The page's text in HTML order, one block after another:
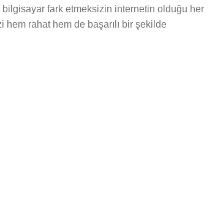
bilgisayar fark etmeksizin internetin olduğu her
rahat hem de başarılı bir şekilde